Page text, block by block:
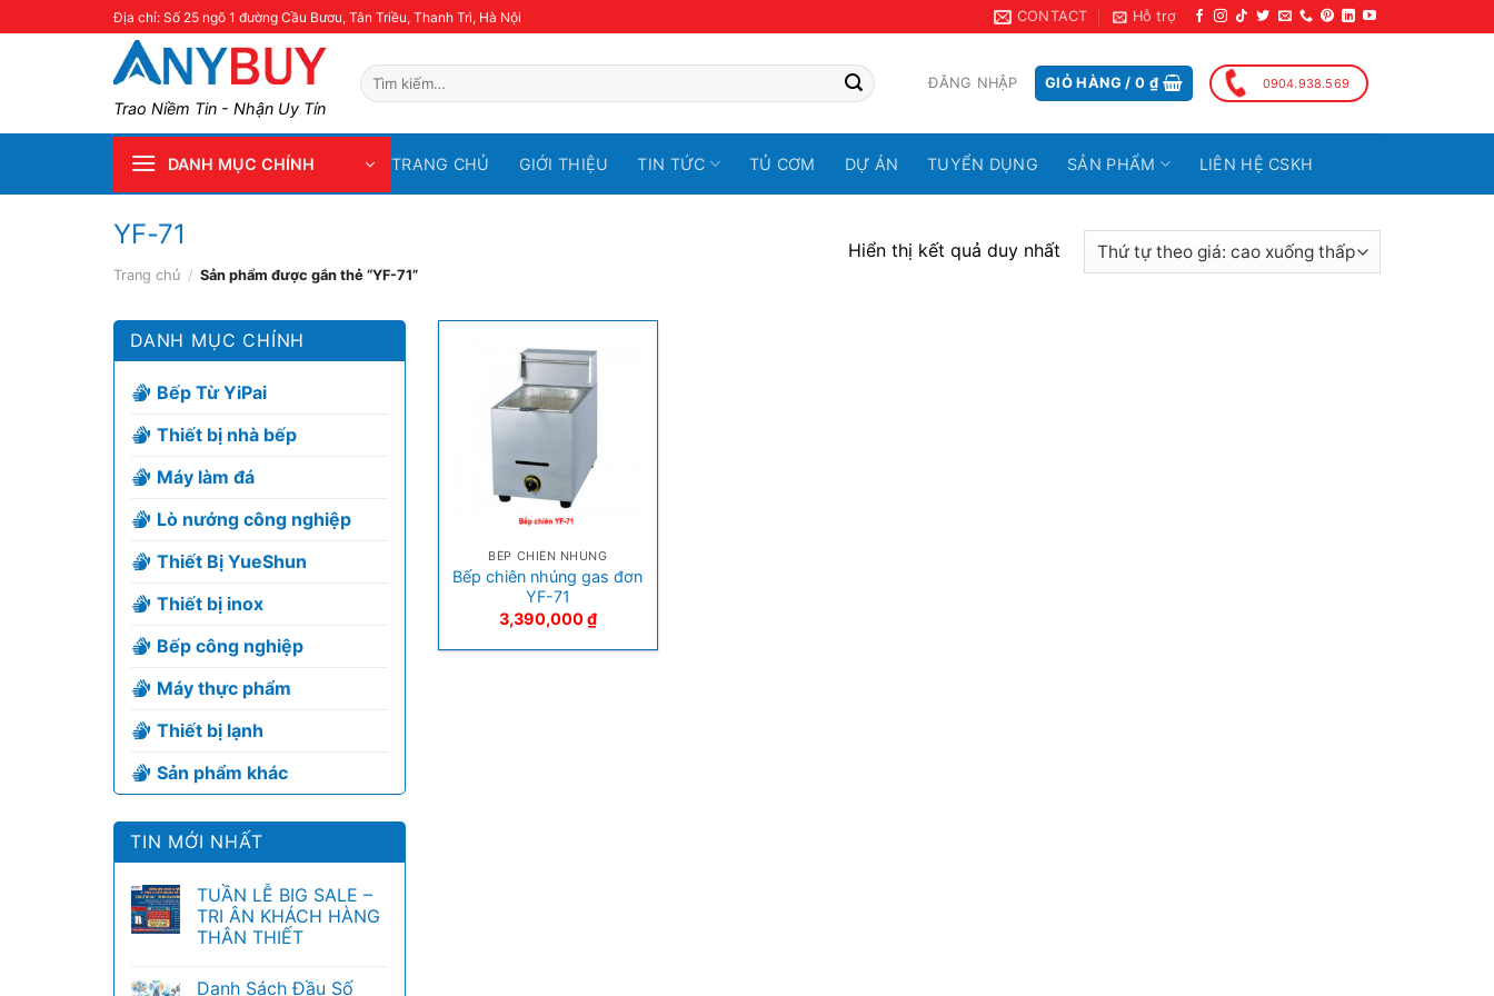
Địa chỉ: Số 25 ngõ 1 đường Cầu Bươu, Tân Triều, Thanh Trì, Hà Nội CONTACT Hỗ trợ
Trao Niềm Tin - Nhận Uy Tín
Tìm
kiếm:
ĐĂNG NHẬP GIỎ HÀNG /0 ₫ 0904.938.569
DANH MỤC CHÍNH TRANG CHỦ GIỚI THIỆU TIN TỨC TỦ CƠM DỰ ÁN TUYỂN DỤNG SẢN PHẨM LIÊN HỆ CSKH
YF-71
Trang chủ / Sản phẩm được gắn thẻ “YF-71”
Hiển thị kết quả duy nhất
DANH MỤC CHÍNH
Bếp Từ YiPai
Thiết bị nhà bếp
Máy làm đá
Lò nướng công nghiệp
Thiết Bị YueShun
Thiết bị inox
Bếp công nghiệp
Máy thực phẩm
Thiết bị lạnh
Sản phẩm khác
TIN MỚI NHẤT
TUẦN LỄ BIG SALE –
TRI ÂN KHÁCH HÀNG
THÂN THIẾT
Danh Sách Đầu Số
BẾP CHIÊN NHÚNG
Bếp chiên nhúng gas đơn
YF-71
3,390,000₫